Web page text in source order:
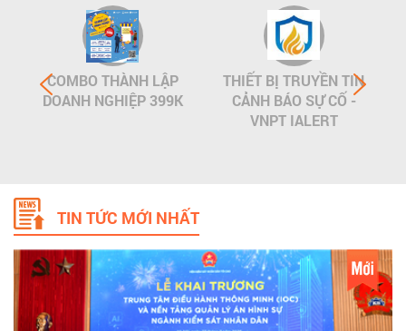
COMBO THÀNH LẬP
DOANH NGHIỆP 399K
THIẾT BỊ TRUYỀN TIN
CẢNH BÁO SỰ CỐ -
VNPT IALERT
TIN TỨC MỚI NHẤT